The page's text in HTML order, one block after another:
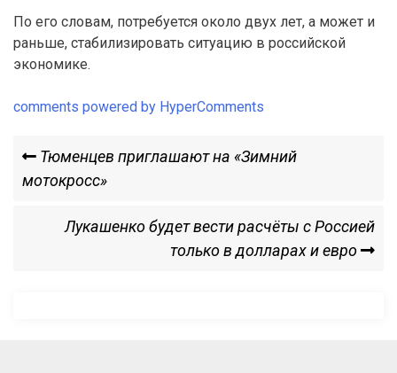
По его словам, потребуется около двух лет, а может и
раньше, стабилизировать ситуацию в российской
экономике.
comments powered by HyperComments
Навигация
записям
Previous
Post
Тюменцев приглашают на «Зимний
мотокросс»
Лукашенко будет вести расчёты с Россией
только в долларах и евро